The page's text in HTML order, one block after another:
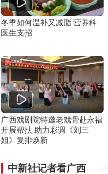
冬季如何温补又减脂 营养科
医生支招
广西戏剧院特邀老戏骨赴永福
开展帮扶 助力彩调《刘三
姐》复排焕新
中新社记者看广西